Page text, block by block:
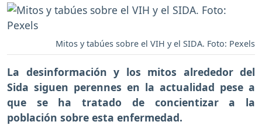
Mitos y tabúes sobre el VIH y el SIDA. Foto: Pexels
La desinformación y los mitos alrededor del
Sida siguen perennes en la actualidad pese a
que se ha tratado de concientizar a la
población sobre esta enfermedad.